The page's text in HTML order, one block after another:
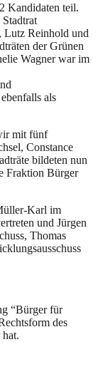
Kandidaten teil.
Lutz Reinhold und
der Grünen
Wagner war im
als
mit fünf
Constance
bildeten nun
Fraktion Bürger
Karl im
und Jürgen
Thomas
“Bürger für
des